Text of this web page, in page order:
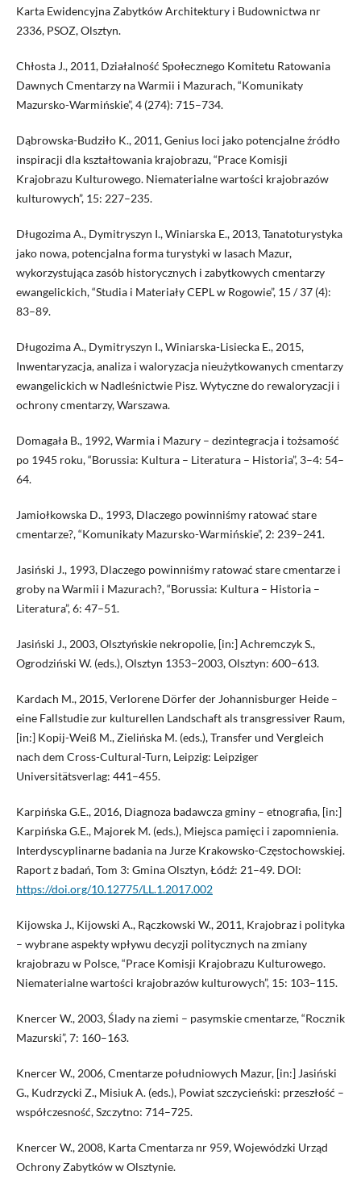
Karta Ewidencyjna Zabytków Architektury i Budownictwa nr
2336, PSOZ, Olsztyn.
Chłosta J., 2011, Działalność Społecznego Komitetu Ratowania
Dawnych Cmentarzy na Warmii i Mazurach, “Komunikaty
Mazursko-Warmińskie”, 4 (274): 715–734.
Dąbrowska-Budziło K., 2011, Genius loci jako potencjalne źródło
inspiracji dla kształtowania krajobrazu, “Prace Komisji
Krajobrazu Kulturowego. Niematerialne wartości krajobrazów
kulturowych”, 15: 227–235.
Długozima A., Dymitryszyn I., Winiarska E., 2013, Tanatoturystyka
jako nowa, potencjalna forma turystyki w lasach Mazur,
wykorzystująca zasób historycznych i zabytkowych cmentarzy
ewangelickich, “Studia i Materiały CEPL w Rogowie”, 15 / 37 (4):
83–89.
Długozima A., Dymitryszyn I., Winiarska-Lisiecka E., 2015,
Inwentaryzacja, analiza i waloryzacja nieużytkowanych cmentarzy
ewangelickich w Nadleśnictwie Pisz. Wytyczne do rewaloryzacji i
ochrony cmentarzy, Warszawa.
Domagała B., 1992, Warmia i Mazury – dezintegracja i tożsamość
po 1945 roku, “Borussia: Kultura – Literatura – Historia”, 3–4: 54–
64.
Jamiołkowska D., 1993, Dlaczego powinniśmy ratować stare
cmentarze?, “Komunikaty Mazursko-Warmińskie”, 2: 239–241.
Jasiński J., 1993, Dlaczego powinniśmy ratować stare cmentarze i
groby na Warmii i Mazurach?, “Borussia: Kultura – Historia –
Literatura”, 6: 47–51.
Jasiński J., 2003, Olsztyńskie nekropolie, [in:] Achremczyk S.,
Ogrodziński W. (eds.), Olsztyn 1353–2003, Olsztyn: 600–613.
Kardach M., 2015, Verlorene Dörfer der Johannisburger Heide –
eine Fallstudie zur kulturellen Landschaft als transgressiver Raum,
[in:] Kopij-Weiß M., Zielińska M. (eds.), Transfer und Vergleich
nach dem Cross-Cultural-Turn, Leipzig: Leipziger
Universitätsverlag: 441–455.
Karpińska G.E., 2016, Diagnoza badawcza gminy – etnografia, [in:]
Karpińska G.E., Majorek M. (eds.), Miejsca pamięci i zapomnienia.
Interdyscyplinarne badania na Jurze Krakowsko-Częstochowskiej.
Raport z badań, Tom 3: Gmina Olsztyn, Łódź: 21–49. DOI:
https://doi.org/10.12775/LL.1.2017.002
Kijowska J., Kijowski A., Rączkowski W., 2011, Krajobraz i polityka
– wybrane aspekty wpływu decyzji politycznych na zmiany
krajobrazu w Polsce, “Prace Komisji Krajobrazu Kulturowego.
Niematerialne wartości krajobrazów kulturowych”, 15: 103–115.
Knercer W., 2003, Ślady na ziemi – pasymskie cmentarze, “Rocznik
Mazurski”, 7: 160–163.
Knercer W., 2006, Cmentarze południowych Mazur, [in:] Jasiński
G., Kudrzycki Z., Misiuk A. (eds.), Powiat szczycieński: przeszłość –
współczesność, Szczytno: 714–725.
Knercer W., 2008, Karta Cmentarza nr 959, Wojewódzki Urząd
Ochrony Zabytków w Olsztynie.